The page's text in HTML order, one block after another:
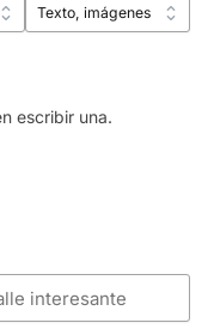
escribir una.